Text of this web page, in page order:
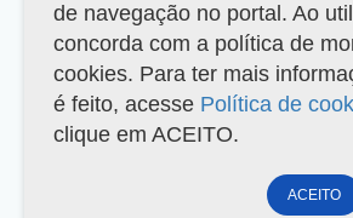
de navegação no portal. Ao
concorda com a política de
cookies. Para ter mais
é feito, acesse Política de
clique em ACEITO.
ACEITO